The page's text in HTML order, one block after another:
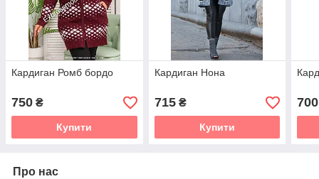
Кардиган Ромб бордо
750 ₴
Купити
Кардиган Нона
715₴
Купити
700
Про нас